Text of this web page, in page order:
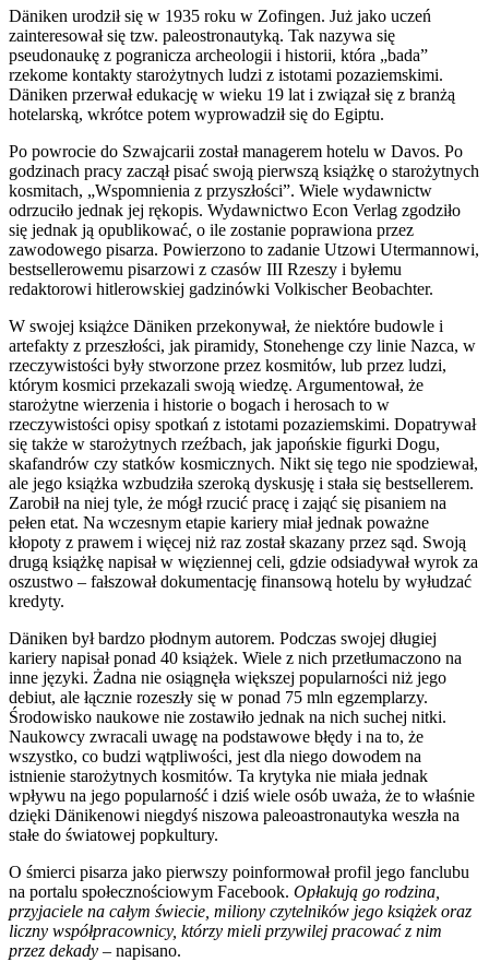
Däniken urodził się w 1935 roku w Zofingen. Już jako uczeń
zainteresował się tzw. paleostronautyką. Tak nazywa się
pseudonaukę z pogranicza archeologii i historii, która „bada”
rzekome kontakty starożytnych ludzi z istotami pozaziemskimi.
Däniken przerwał edukację w wieku 19 lat i związał się z branżą
hotelarską, wkrótce potem wyprowadził się do Egiptu.
Po powrocie do Szwajcarii został managerem hotelu w Davos. Po
godzinach pracy zaczął pisać swoją pierwszą książkę o starożytnych
kosmitach, „Wspomnienia z przyszłości”. Wiele wydawnictw
odrzuciło jednak jej rękopis. Wydawnictwo Econ Verlag zgodziło
się jednak ją opublikować, o ile zostanie poprawiona przez
zawodowego pisarza. Powierzono to zadanie Utzowi Utermannowi,
bestsellerowemu pisarzowi z czasów III Rzeszy i byłemu
redaktorowi hitlerowskiej gadzinówki Volkischer Beobachter.
W swojej książce Däniken przekonywał, że niektóre budowle i
artefakty z przeszłości, jak piramidy, Stonehenge czy linie Nazca, w
rzeczywistości były stworzone przez kosmitów, lub przez ludzi,
którym kosmici przekazali swoją wiedzę. Argumentował, że
starożytne wierzenia i historie o bogach i herosach to w
rzeczywistości opisy spotkań z istotami pozaziemskimi. Dopatrywał
się także w starożytnych rzeźbach, jak japońskie figurki Dogu,
skafandrów czy statków kosmicznych. Nikt się tego nie spodziewał,
ale jego książka wzbudziła szeroką dyskusję i stała się bestsellerem.
Zarobił na niej tyle, że mógł rzucić pracę i zająć się pisaniem na
pełen etat. Na wczesnym etapie kariery miał jednak poważne
kłopoty z prawem i więcej niż raz został skazany przez sąd. Swoją
drugą książkę napisał w więziennej celi, gdzie odsiadywał wyrok za
oszustwo – fałszował dokumentację finansową hotelu by wyłudzać
kredyty.
Däniken był bardzo płodnym autorem. Podczas swojej długiej
kariery napisał ponad 40 książek. Wiele z nich przetłumaczono na
inne języki. Żadna nie osiągnęła większej popularności niż jego
debiut, ale łącznie rozeszły się w ponad 75 mln egzemplarzy.
Środowisko naukowe nie zostawiło jednak na nich suchej nitki.
Naukowcy zwracali uwagę na podstawowe błędy i na to, że
wszystko, co budzi wątpliwości, jest dla niego dowodem na
istnienie starożytnych kosmitów. Ta krytyka nie miała jednak
wpływu na jego popularność i dziś wiele osób uważa, że to właśnie
dzięki Dänikenowi niegdyś niszowa paleoastronautyka weszła na
stałe do światowej popkultury.
O śmierci pisarza jako pierwszy poinformował profil jego fanclubu
na portalu społecznościowym Facebook. Opłakują go rodzina,
przyjaciele na całym świecie, miliony czytelników jego książek oraz
liczny współpracownicy, którzy mieli przywilej pracować z nim
przez dekady – napisano.